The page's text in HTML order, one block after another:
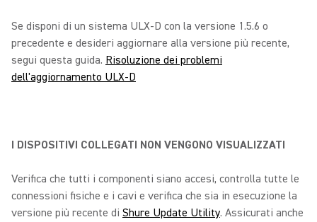
Se disponi di un sistema ULX-D con la versione 1.5.6 o
precedente e desideri aggiornare alla versione più recente,
segui questa guida. Risoluzione dei problemi
dell'aggiornamento ULX-D
I DISPOSITIVI COLLEGATI NON VENGONO VISUALIZZATI
Verifica che tutti i componenti siano accesi, controlla tutte le
connessioni fisiche e i cavi e verifica che sia in esecuzione la
versione più recente di Shure Update Utility. Assicurati anche